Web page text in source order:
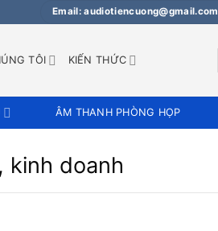
Email: audiotiencuong@gmail.com
TÔI KIẾN THỨC
ÂM THANH PHÒNG HỌP
kinh doanh